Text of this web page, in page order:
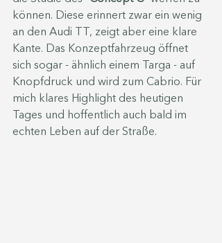
können. Diese erinnert zwar ein wenig
an den Audi TT, zeigt aber eine klare
Kante. Das Konzeptfahrzeug öffnet
sich sogar - ähnlich einem Targa - auf
Knopfdruck und wird zum Cabrio. Für
mich klares Highlight des heutigen
Tages und hoffentlich auch bald im
echten Leben auf der Straße.